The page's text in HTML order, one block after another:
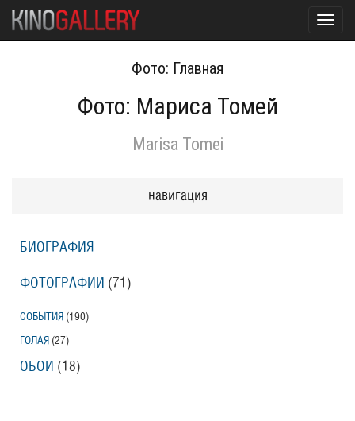
Фото: Главная
Фото: Мариса Томей
Marisa Tomei
навигация
БИОГРАФИЯ
ФОТОГРАФИИ (71 )
СОБЫТИЯ (190)
ГОЛАЯ (27)
ОБОИ (18)